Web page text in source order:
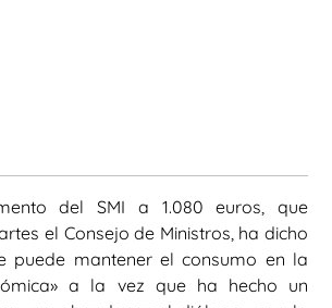
del SMI a 1.080 euros, que
el Consejo de Ministros, ha dicho
puede mantener el consumo en la
a la vez que ha hecho un